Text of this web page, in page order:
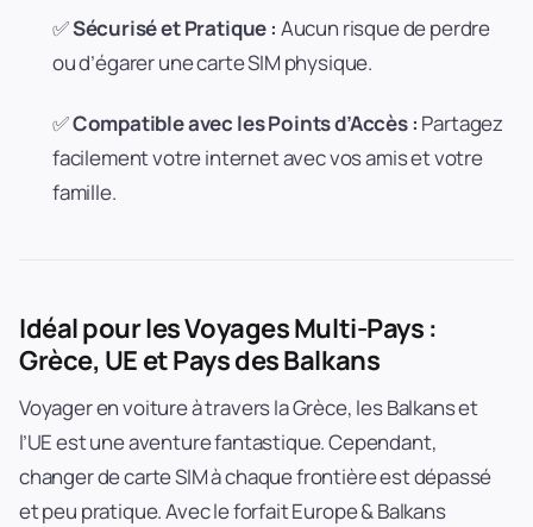
✅Sécurisé et Pratique : Aucun risque de perdre
ou d’égarer une carte SIM physique.
✅Compatible avec les Points d’Accès : Partagez
facilement votre internet avec vos amis et votre
famille.
Idéal pour les Voyages Multi-Pays :
Grèce, UE et Pays des Balkans
Voyager en voiture à travers la Grèce, les Balkans et
l’UE est une aventure fantastique. Cependant,
changer de carte SIM à chaque frontière est dépassé
et peu pratique. Avec le forfait Europe & Balkans